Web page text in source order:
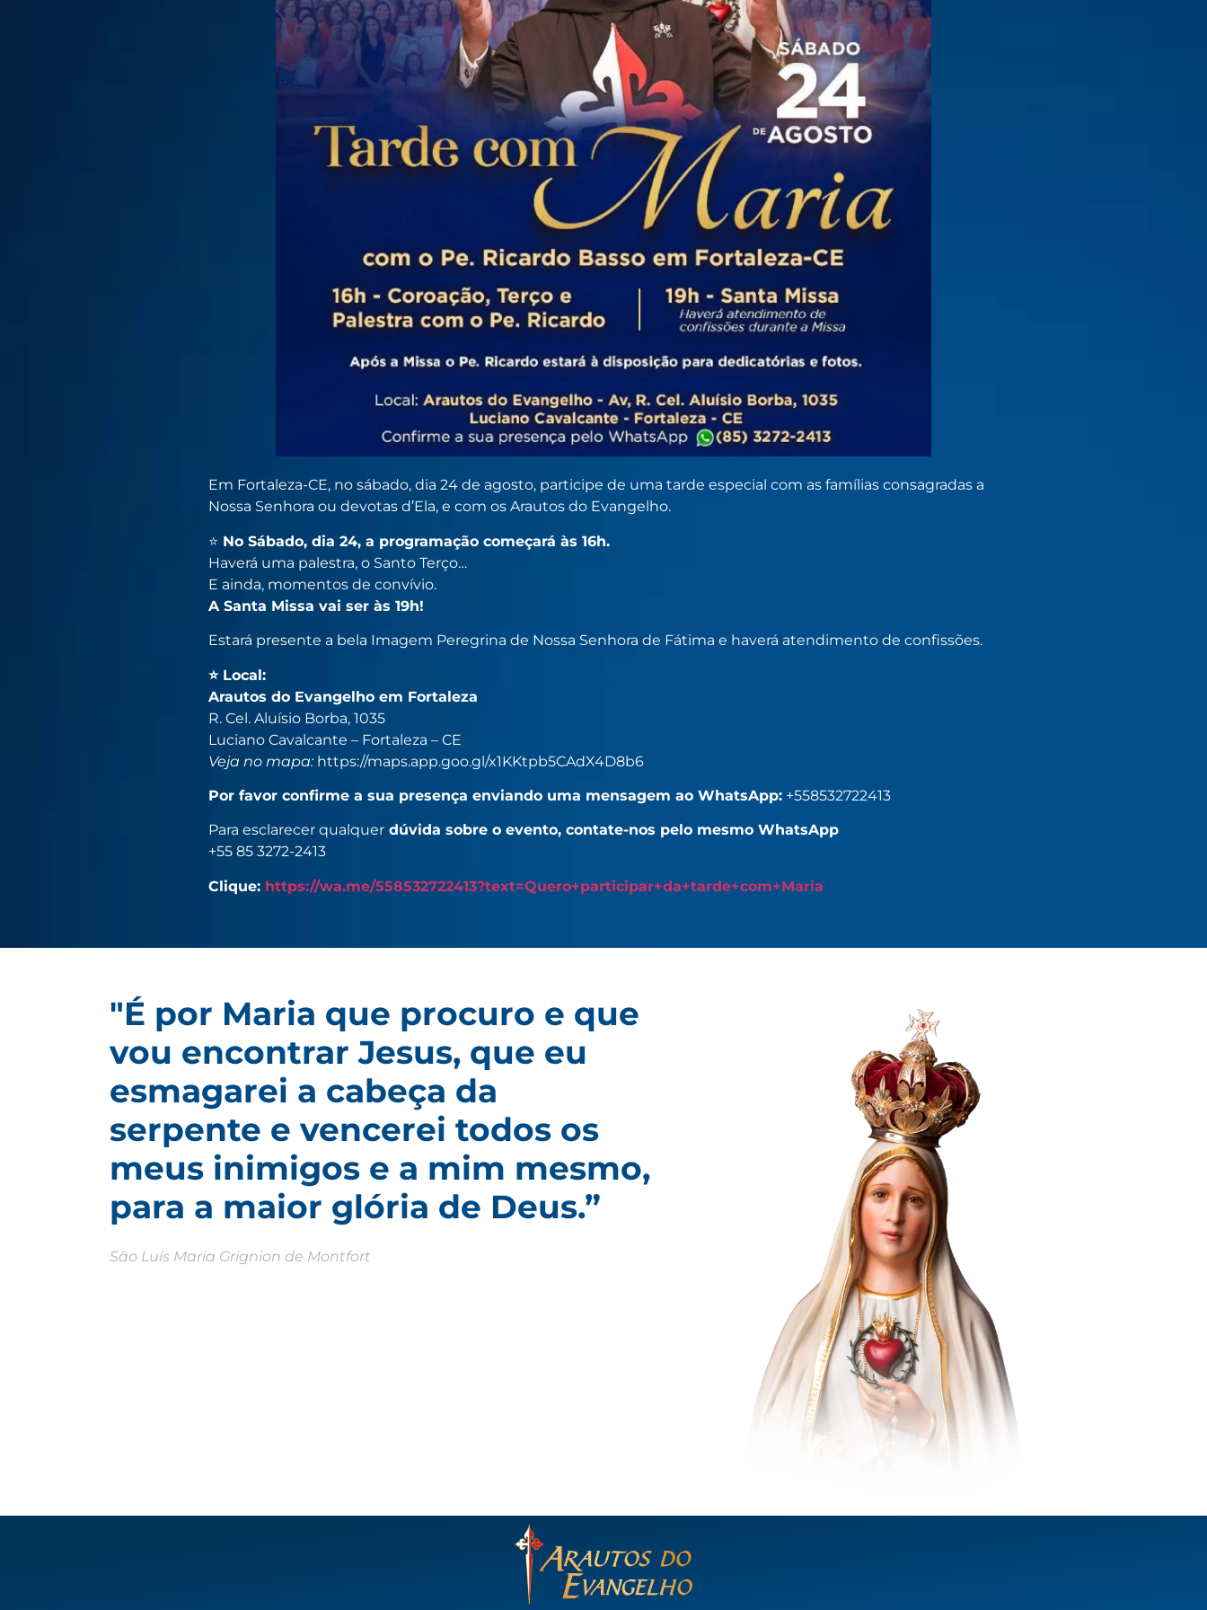
Em Fortaleza-CE, no sábado, dia 24 de agosto, participe de uma tarde especial com as famílias consagradas a
Nossa Senhora ou devotas d’Ela, e com os Arautos do Evangelho.
⭐ No Sábado, dia 24, a programação começará às 16h.
Haverá uma palestra, o Santo Terço…
E ainda, momentos de convívio.
A Santa Missa vai ser às 19h!
Estará presente a bela Imagem Peregrina de Nossa Senhora de Fátima e haverá atendimento de confissões.
⭐ Local:
Arautos do Evangelho em Fortaleza
R. Cel. Aluísio Borba, 1035
Luciano Cavalcante – Fortaleza – CE
Veja no mapa:https://maps.app.goo.gl/x1KKtpb5CAdX4D8b6
Por favor confirme a sua presença enviando uma mensagem ao WhatsApp: +558532722413
Para esclarecer qualquer dúvida sobre o evento, contate-nos pelo mesmo WhatsApp
+55 85 3272-2413
Clique: https://wa.me/558532722413?text=Quero+participar+da+tarde+com+Maria
"É por Maria que procuro e que
vou encontrar Jesus, que eu
esmagarei a cabeça da
serpente e vencerei todos os
meus inimigos e a mim mesmo,
para a maior glória de Deus.”
São Luís Maria Grignion de Montfort